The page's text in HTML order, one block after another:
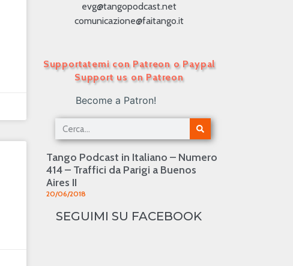
evg@tangopodcast.net
comunicazione@faitango.it
Supportatemi con Patreon o Paypal
Support us on Patreon
Become a Patron!
Tango Podcast in Italiano – Numero
414 – Traffici da Parigi a Buenos
Aires II
20/06/2018
SEGUIMI SU FACEBOOK